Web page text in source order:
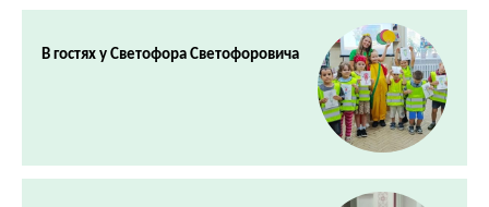
В гостях у Светофора Светофоровича